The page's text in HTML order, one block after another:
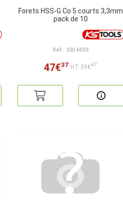
Forets HSS-G Co 5 courts 3,3mm
pack de 10
Ref : 330.6033
47€37 HT:39€47